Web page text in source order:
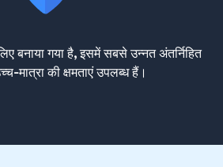
बनाया गया है, इसमें सबसे उन्नत अंतर्निहित
मात्रा की क्षमताएं उपलब्ध हैं।